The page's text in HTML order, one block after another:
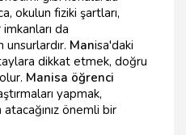
okulun fiziki şartları,
da
Manisa'daki
dikkat etmek, doğru
Manisa öğrenci
yapmak,
önemli bir